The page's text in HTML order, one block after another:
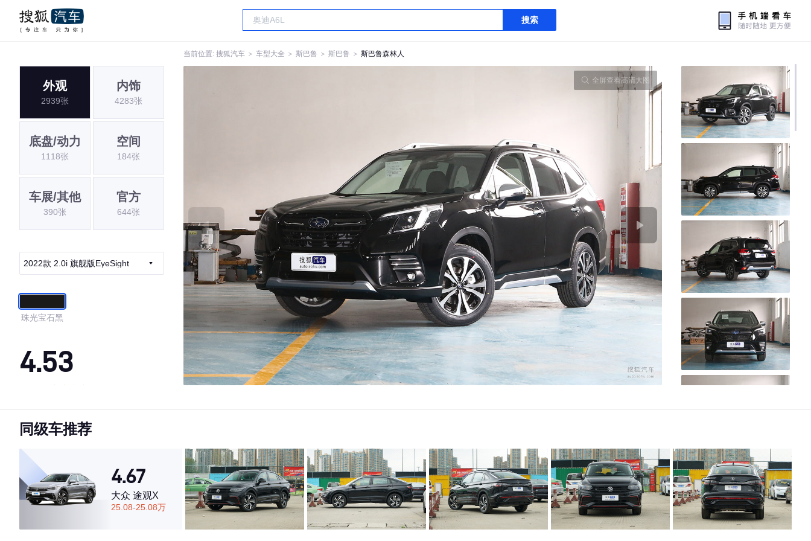
搜索
当前位置: 搜狐汽车 ＞ 车型大全 ＞ 斯巴鲁 ＞ 斯巴鲁 ＞ 斯巴鲁森林人
外观
2939张
内饰
4283张
底盘/动力
1118张
空间
184张
车展/其他
390张
官方
644张
2022款 2.0i 旗舰版EyeSight
珠光宝石黑
4.53
·内饰表现一般，低于84%同级车
·空间表现较为优秀，优于72%同级车
全屏查看高清大图
同级车推荐
4.67
大众 途观X
25.08-25.08万